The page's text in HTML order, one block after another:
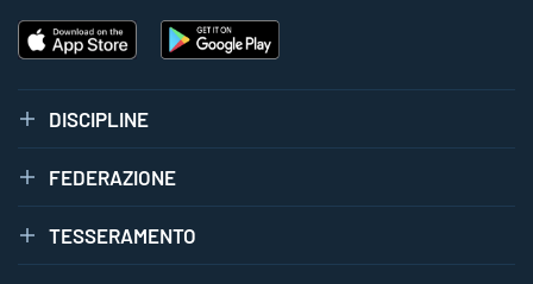
DISCIPLINE
FEDERAZIONE
TESSERAMENTO